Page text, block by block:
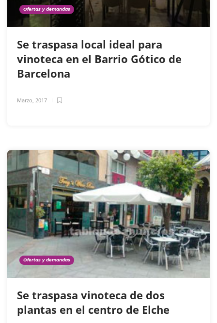
Ofertas y demandas
Se traspasa local ideal para
vinoteca en el Barrio Gótico de
Barcelona
Marzo, 2017
Ofertas y demandas
Se traspasa vinoteca de dos
plantas en el centro de Elche